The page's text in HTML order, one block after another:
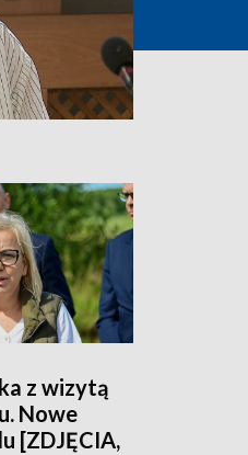
z wizytą
Nowe
[ZDJĘCIA,